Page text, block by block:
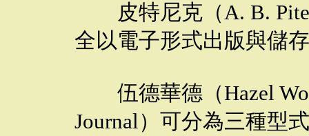
皮特尼克（A. B.
全以電子形式出版與儲
伍德華德（Hazel
Journal）可分為三種型